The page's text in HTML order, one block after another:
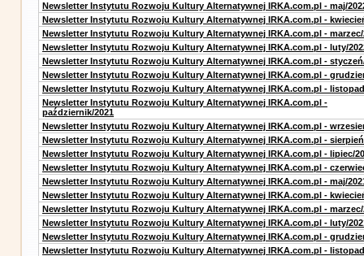
Newsletter Instytutu Rozwoju Kultury Alternatywnej IRKA.com.pl - maj/
Newsletter Instytutu Rozwoju Kultury Alternatywnej IRKA.com.pl -
Newsletter Instytutu Rozwoju Kultury Alternatywnej IRKA.com.pl - marzec/
Newsletter Instytutu Rozwoju Kultury Alternatywnej IRKA.com.pl - luty/
Newsletter Instytutu Rozwoju Kultury Alternatywnej IRKA.com.pl -
Newsletter Instytutu Rozwoju Kultury Alternatywnej IRKA.com.pl -
Newsletter Instytutu Rozwoju Kultury Alternatywnej IRKA.com.pl -
Newsletter Instytutu Rozwoju Kultury Alternatywnej IRKA.com.pl -
październik/2021
Newsletter Instytutu Rozwoju Kultury Alternatywnej IRKA.com.pl -
Newsletter Instytutu Rozwoju Kultury Alternatywnej IRKA.com.pl -
Newsletter Instytutu Rozwoju Kultury Alternatywnej IRKA.com.pl - lipiec/
Newsletter Instytutu Rozwoju Kultury Alternatywnej IRKA.com.pl -
Newsletter Instytutu Rozwoju Kultury Alternatywnej IRKA.com.pl - maj/
Newsletter Instytutu Rozwoju Kultury Alternatywnej IRKA.com.pl -
Newsletter Instytutu Rozwoju Kultury Alternatywnej IRKA.com.pl - marzec/
Newsletter Instytutu Rozwoju Kultury Alternatywnej IRKA.com.pl - luty/
Newsletter Instytutu Rozwoju Kultury Alternatywnej IRKA.com.pl -
Newsletter Instytutu Rozwoju Kultury Alternatywnej IRKA.com.pl -